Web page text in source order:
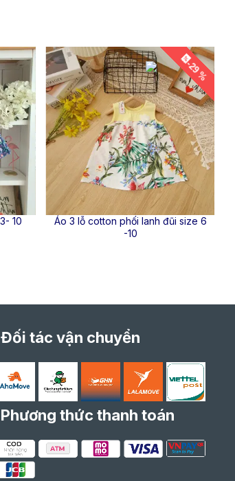
10
-29 %
Áo 3 lỗ cotton phối lanh đũi size 6
-10
Đối tác vận chuyển
Phương thức thanh toán